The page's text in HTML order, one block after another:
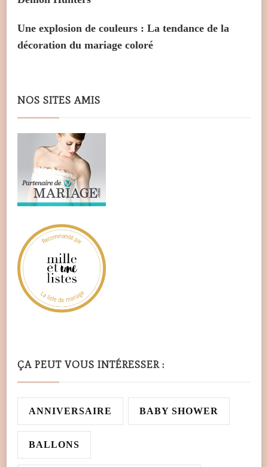
Une explosion de couleurs : La tendance de la
décoration du mariage coloré
NOS SITES AMIS
ÇA PEUT VOUS INTÉRESSER :
ANNIVERSAIRE BABY SHOWER
BALLONS